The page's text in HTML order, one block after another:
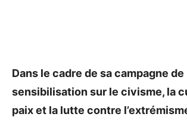
Dans le cadre de sa campagne de
sensibilisation sur le civisme, la
paix et la lutte contre